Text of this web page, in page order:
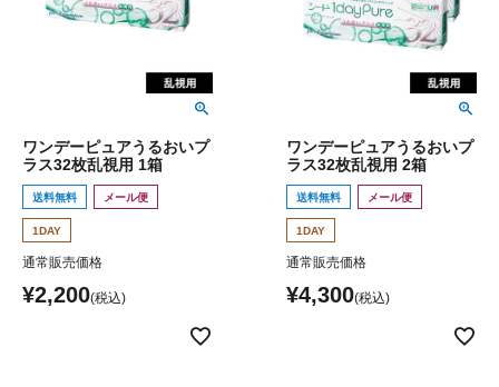
ワンデーピュアうるおいプ
ラス32枚乱視用 1箱
送料無料 メール便
1DAY
通常販売価格
¥2,200
ワンデーピュアうるおいプ
ラス32枚乱視用 2箱
送料無料 メール便
1DAY
通常販売価格
¥4,300